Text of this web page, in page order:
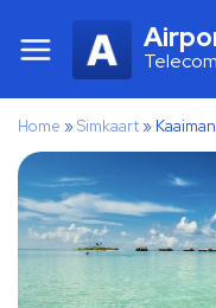
Telecom
Home »Simkaart»